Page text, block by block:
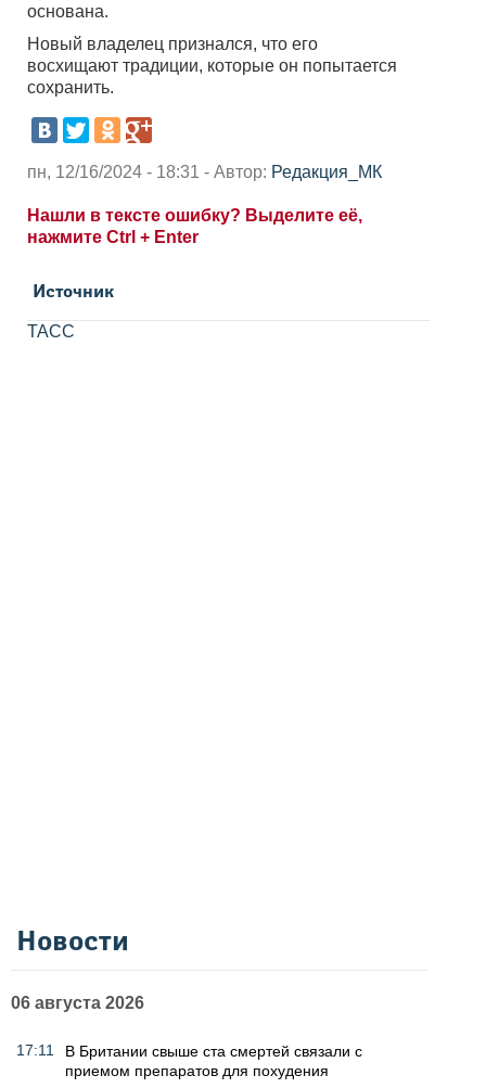
основана.
Новый владелец признался, что его
восхищают традиции, которые он попытается
сохранить.
пн, 12/16/2024 - 18:31 - Автор: Редакция_МК
Нашли в тексте ошибку? Выделите её,
нажмите Ctrl + Enter
Источник
ТАСС
Новости
06 августа 2026
17:11
В Британии свыше ста смертей связали с
приемом препаратов для похудения